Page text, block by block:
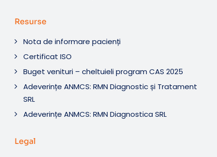
Resurse
Nota de informare pacienți
Certificat ISO
Buget venituri – cheltuieli program CAS 2025
Adeverințe ANMCS: RMN Diagnostic și Tratament
SRL
Adeverințe ANMCS: RMN Diagnostica SRL
Legal